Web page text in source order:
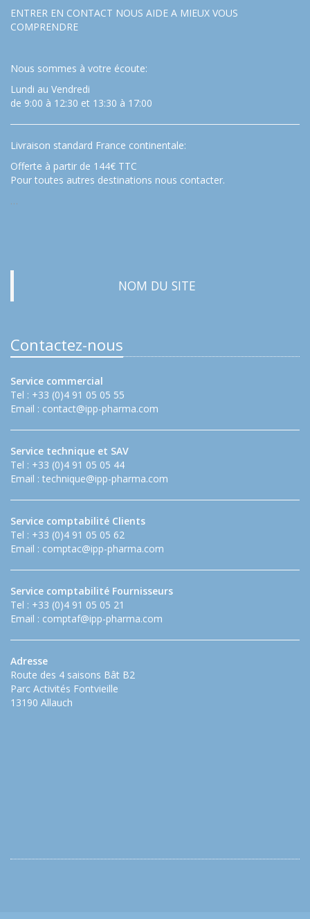
ENTRER EN CONTACT NOUS AIDE A MIEUX VOUS
COMPRENDRE
Nous sommes à votre écoute:
Lundi au Vendredi
de 9:00 à 12:30 et 13:30 à 17:00
Livraison standard France continentale:
Offerte à partir de 144€ TTC
Pour toutes autres destinations nous contacter.
…
NOM DU SITE
Contactez-nous
Service commercial
Tel : +33 (0)4 91 05 05 55
Email : contact@ipp-pharma.com
Service technique et SAV
Tel : +33 (0)4 91 05 05 44
Email : technique@ipp-pharma.com
Service comptabilité Clients
Tel : +33 (0)4 91 05 05 62
Email : comptac@ipp-pharma.com
Service comptabilité Fournisseurs
Tel : +33 (0)4 91 05 05 21
Email : comptaf@ipp-pharma.com
Adresse
Route des 4 saisons Bât B2
Parc Activités Fontvieille
13190 Allauch